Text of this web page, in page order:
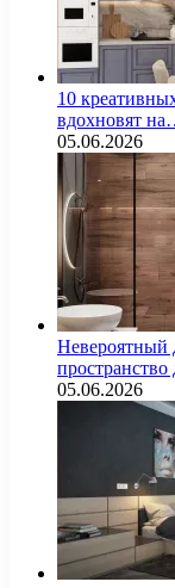
10
вдохновят
05.06.2026
Невероятный
05.06.2026